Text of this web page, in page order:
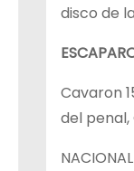
disco de
Cavaron
del